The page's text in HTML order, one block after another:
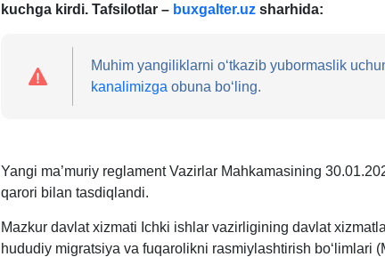
kuchga kirdi. Tafsilotlar – buxgalter.uzsharhida:
Muhim yangiliklarni oʻtkazib yubormaslik
kanalimizga obuna boʻling.
Yangi ma’muriy reglament Vazirlar Mahkamasining
qarori bilan tasdiqlandi.
Mazkur davlat хizmati Ichki ishlar vazirligining davlat
hududiy migratsiya va fuqarolikni rasmiylashtirish boʻlimlari